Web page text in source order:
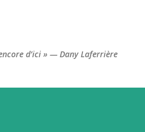
d’ici » — Dany Laferrière